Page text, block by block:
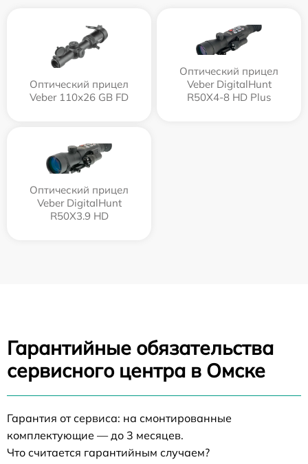
Оптический прицел
Veber 110х26 GB FD
Оптический прицел
Veber DigitalHunt
R50X4-8 HD Plus
Оптический прицел
Veber DigitalHunt
R50X3.9 HD
Гарантийные обязательства
сервисного центра в Омске
Гарантия от сервиса: на смонтированные
комплектующие — до 3 месяцев.
Что считается гарантийным случаем?